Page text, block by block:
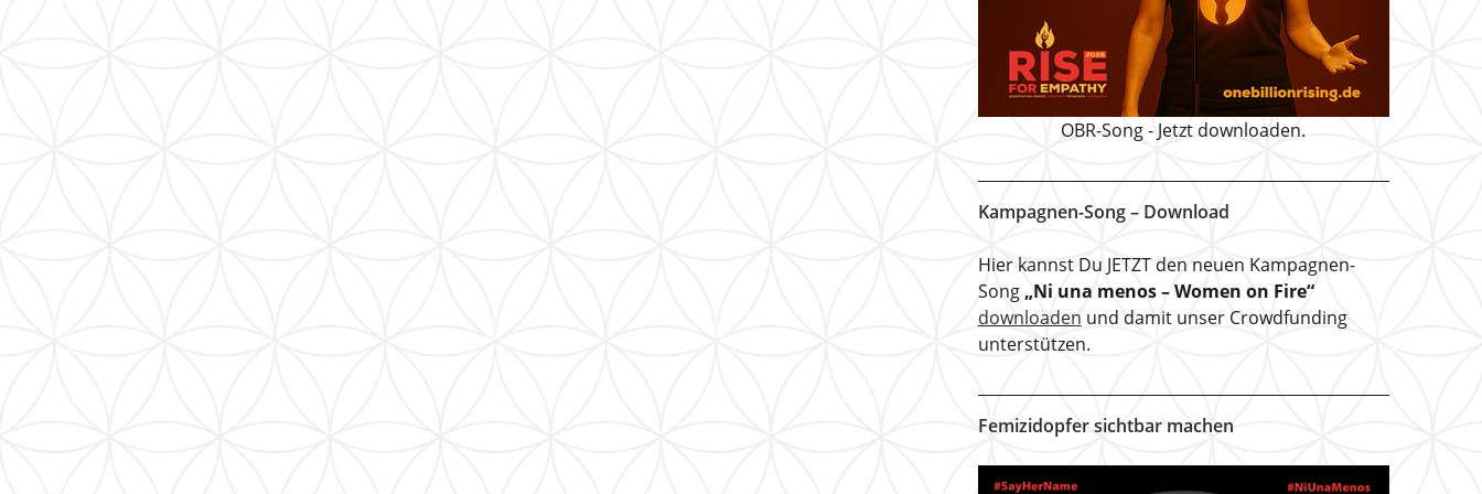
OBR-Song - Jetzt downloaden.
Kampagnen-Song – Download
Hier kannst Du JETZT den neuen Kampagnen-
Song „Ni una menos – Women on Fire“
downloaden und damit unser Crowdfunding
unterstützen.
Femizidopfer sichtbar machen